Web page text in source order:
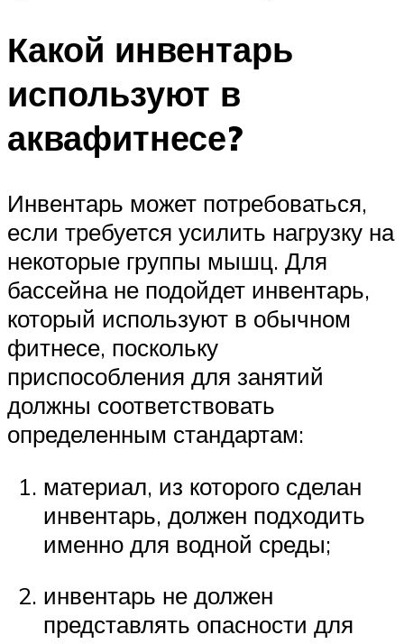
Какой инвентарь
используют в
аквафитнесе?
Инвентарь может потребоваться,
если требуется усилить нагрузку на
некоторые группы мышц. Для
бассейна не подойдет инвентарь,
который используют в обычном
фитнесе, поскольку
приспособления для занятий
должны соответствовать
определенным стандартам:
материал, из которого сделан
инвентарь, должен подходить
именно для водной среды;
инвентарь не должен
представлять опасности для